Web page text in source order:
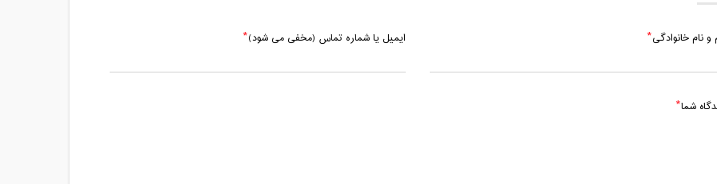
و نام خانوادگی ایمیل یا شماره تماس (مخفی می شود)
شما